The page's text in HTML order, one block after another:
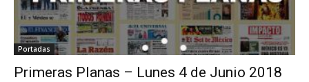
Portadas
Primeras Planas – Lunes 4 de Junio 2018